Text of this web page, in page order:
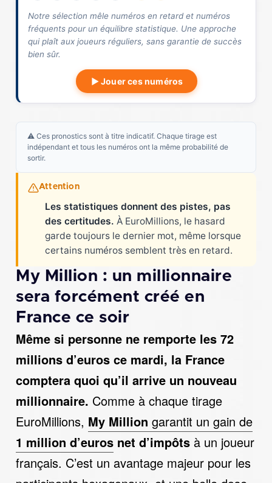
Notre sélection mêle numéros en retard et numéros
fréquents pour un équilibre statistique. Une approche
qui plaît aux joueurs réguliers, sans garantie de succès
bien sûr.
▶ Jouer ces numéros
⚠️ Ces pronostics sont à titre indicatif. Chaque tirage est
indépendant et tous les numéros ont la même probabilité de
sortir.
Attention
Les statistiques donnent des pistes, pas
des certitudes. À EuroMillions, le hasard
garde toujours le dernier mot, même lorsque
certains numéros semblent très en retard.
My Million : un millionnaire
sera forcément créé en
France ce soir
Même si personne ne remporte les 72
millions d’euros ce mardi, la France
comptera quoi qu’il arrive un nouveau
millionnaire. Comme à chaque tirage
EuroMillions, My Million garantit un gain de
1 million d’euros net d’impôts à un joueur
français. C’est un avantage majeur pour les